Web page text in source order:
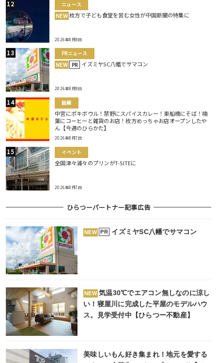
ニュース
NEW 枚方で子ども食堂を営む女性が中国新聞の特集に
2026年8月8日
PRニュース
NEW PR イズミヤSC八幡でサマコン
2026年8月8日
話題
中宮にポキボウル！禁野にスパイスカレー！東船橋にそば！楠
葉にコーヒーと雑貨のお店！枚方めっちゃお店オープンしたや
ん【今週のひらかた】
2026年8月7日
イベント
全国津々浦々のプリンがT-SITEに
2026年8月7日
ひらつーパートナー記事広告
NEW PR イズミヤSC八幡でサマコン
NEW 気温30℃でエアコン無しなのに涼し
い！寝屋川に完成した平屋のモデルハウ
ス。見学受付中【ひらつー不動産】
美味しいもん好き集まれ！地元を愛する